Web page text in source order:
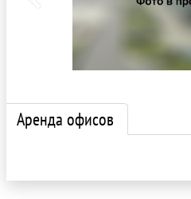
Аренда офисов